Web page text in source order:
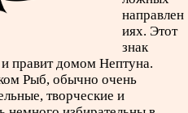
направлен
иях. Этот
знак
правит домом Нептуна.
Рыб, обычно очень
творческие и